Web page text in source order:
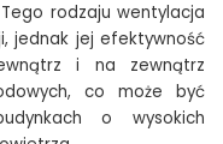
rodzaju wentylacja
jednak jej efektywność
i na zewnątrz
co może być
o wysokich